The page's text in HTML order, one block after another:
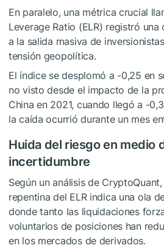
En paralelo, una métrica crucial
Leverage Ratio (ELR) registró
a la salida masiva de
tensión geopolítica.
El índice se desplomó a -0,25 en
no visto desde el impacto de la
China en 2021, cuando llegó a -
la caída ocurrió durante un mes
Huida del riesgo en medio
incertidumbre
Según un análisis de
repentina del ELR indica una ola
donde tanto las liquidaciones
voluntarios de posiciones han
en los mercados de derivados.